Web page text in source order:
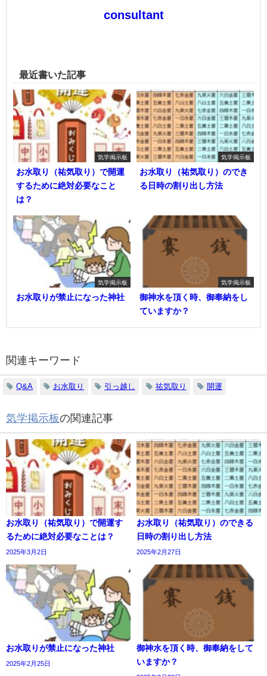
consultant
最近書いた記事
気学掲示板
お水取り（祐気取り）で開運
するために絶対必要なこと
は？
気学掲示板
お水取り（祐気取り）のでき
る日時の割り出し方法
気学掲示板
お水取りが禁止になった神社
気学掲示板
御神水を頂く時、御奉納をし
ていますか？
関連キーワード
Q&A お水取り 引っ越し 祐気取り 開運
気学掲示板の関連記事
お水取り（祐気取り）で開運す
るために絶対必要なことは？
2025年3月2日
お水取り（祐気取り）のできる
日時の割り出し方法
2025年2月27日
お水取りが禁止になった神社
2025年2月25日
御神水を頂く時、御奉納をして
いますか？